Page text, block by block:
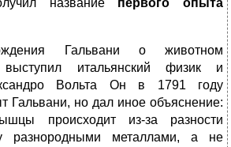
название первого опыта
Гальвани о животном
выступил итальянский физик и
Вольта Он в 1791 году
Гальвани, но дал иное объяснение:
происходит из-за разности
разнородными металлами, а не